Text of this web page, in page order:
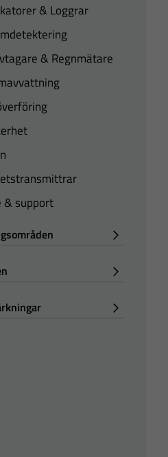
& Loggrar
& Regnmätare
& support